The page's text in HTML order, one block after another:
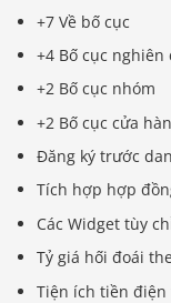
+7 Về bố cục
+4 Bố cục
+2 Bố cục nhóm
+2 Bố cục cửa
Đăng ký trước
Tích hợp hợp
Các Widget tùy
Tỷ giá hối đoái
Tiện ích tiền điện